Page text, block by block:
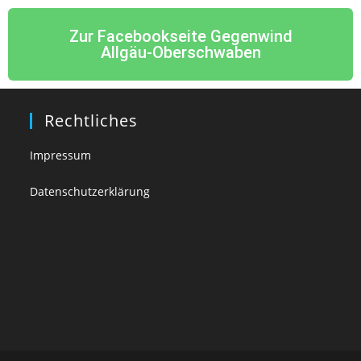
Zur Facebookseite Gegenwind
Allgäu-Oberschwaben
Rechtliches
Impressum
Datenschutzerklärung